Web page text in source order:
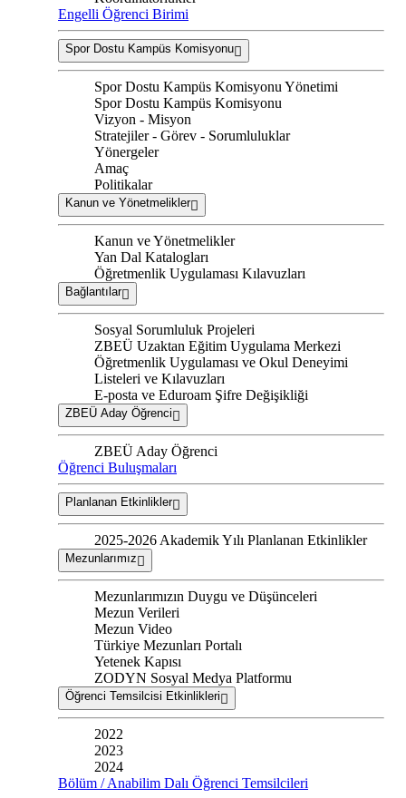
Engelli Öğrenci Birimi
Spor Dostu Kampüs Komisyonu
Spor Dostu Kampüs Komisyonu Yönetimi
Spor Dostu Kampüs Komisyonu
Vizyon - Misyon
Stratejiler - Görev - Sorumluluklar
Yönergeler
Amaç
Politikalar
Kanun ve Yönetmelikler
Kanun ve Yönetmelikler
Yan Dal Katalogları
Öğretmenlik Uygulaması Kılavuzları
Bağlantılar
Sosyal Sorumluluk Projeleri
ZBEÜ Uzaktan Eğitim Uygulama Merkezi
Öğretmenlik Uygulaması ve Okul Deneyimi
Listeleri ve Kılavuzları
E-posta ve Eduroam Şifre Değişikliği
ZBEÜ Aday Öğrenci
ZBEÜ Aday Öğrenci
Öğrenci Buluşmaları
Planlanan Etkinlikler
2025-2026 Akademik Yılı Planlanan Etkinlikler
Mezunlarımız
Mezunlarımızın Duygu ve Düşünceleri
Mezun Verileri
Mezun Video
Türkiye Mezunları Portalı
Yetenek Kapısı
ZODYN Sosyal Medya Platformu
Öğrenci Temsilcisi Etkinlikleri
2022
2023
2024
Bölüm / Anabilim Dalı Öğrenci Temsilcileri